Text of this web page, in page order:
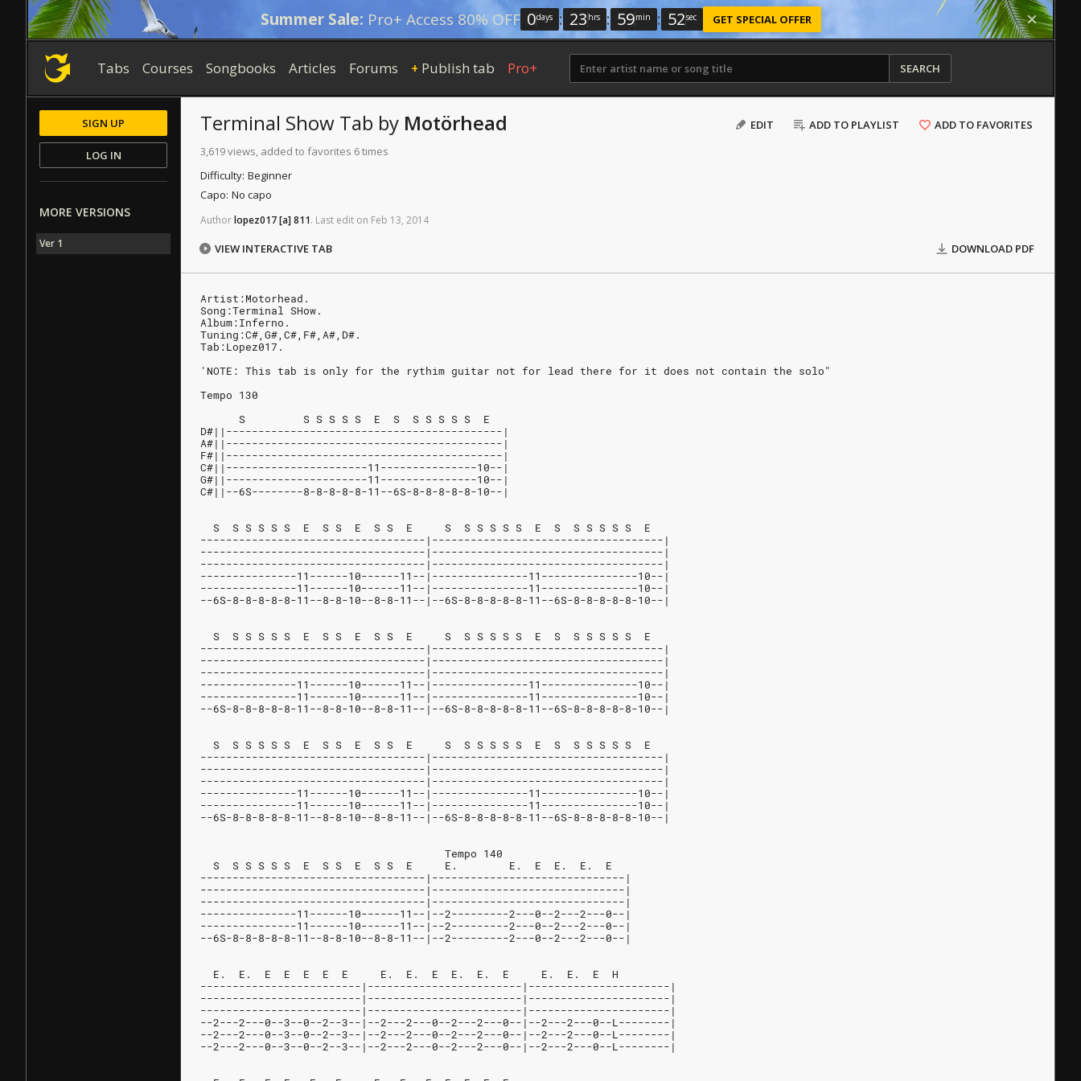
Summer Sale: Pro+ Access 80% OFF 0days : 23 hrs : 59min : 52sec GET SPECIAL OFFER
Tabs Courses Songbooks Articles Forums + Publish tab Pro+ SEARCH
EDIT ADD TO PLAYLIST ADD TO FAVORITES
Terminal Show Tab by Motörhead
3,619 views, added to favorites 6 times
Difficulty: Beginner
Capo: No capo
Authorlopez017[a]811. Last edit on Feb 13, 2014
VIEW INTERACTIVE TAB DOWNLOAD PDF
Artist:Motorhead.
Song:Terminal SHow.
Album:Inferno.
Tuning:C#,G#,C#,F#,A#,D#.
Tab:Lopez017.
'NOTE: This tab is only for the rythim guitar not for lead there for it does not contain the solo"
Tempo 130
      S         S S S S S  E  S  S S S S S  E
D#||-------------------------------------------|
A#||-------------------------------------------|
F#||-------------------------------------------|
C#||----------------------11---------------10--|
G#||----------------------11---------------10--|
C#||--6S--------8-8-8-8-8-11--6S-8-8-8-8-8-10--|
  S  S S S S S  E  S S  E  S S  E     S  S S S S S  E  S  S S S S S  E
-----------------------------------|------------------------------------|
-----------------------------------|------------------------------------|
-----------------------------------|------------------------------------|
---------------11------10------11--|---------------11---------------10--|
---------------11------10------11--|---------------11---------------10--|
--6S-8-8-8-8-8-11--8-8-10--8-8-11--|--6S-8-8-8-8-8-11--6S-8-8-8-8-8-10--|
  S  S S S S S  E  S S  E  S S  E     S  S S S S S  E  S  S S S S S  E
-----------------------------------|------------------------------------|
-----------------------------------|------------------------------------|
-----------------------------------|------------------------------------|
---------------11------10------11--|---------------11---------------10--|
---------------11------10------11--|---------------11---------------10--|
--6S-8-8-8-8-8-11--8-8-10--8-8-11--|--6S-8-8-8-8-8-11--6S-8-8-8-8-8-10--|
  S  S S S S S  E  S S  E  S S  E     S  S S S S S  E  S  S S S S S  E
-----------------------------------|------------------------------------|
-----------------------------------|------------------------------------|
-----------------------------------|------------------------------------|
---------------11------10------11--|---------------11---------------10--|
---------------11------10------11--|---------------11---------------10--|
--6S-8-8-8-8-8-11--8-8-10--8-8-11--|--6S-8-8-8-8-8-11--6S-8-8-8-8-8-10--|
                                      Tempo 140
  S  S S S S S  E  S S  E  S S  E     E.        E.  E  E.  E.  E
-----------------------------------|------------------------------|
-----------------------------------|------------------------------|
-----------------------------------|------------------------------|
---------------11------10------11--|--2---------2---0--2---2---0--|
---------------11------10------11--|--2---------2---0--2---2---0--|
--6S-8-8-8-8-8-11--8-8-10--8-8-11--|--2---------2---0--2---2---0--|
  E.  E.  E  E  E  E  E     E.  E.  E  E.  E.  E     E.  E.  E  H
-------------------------|------------------------|----------------------|
-------------------------|------------------------|----------------------|
-------------------------|------------------------|----------------------|
--2---2---0--3--0--2--3--|--2---2---0--2---2---0--|--2---2---0--L--------|
--2---2---0--3--0--2--3--|--2---2---0--2---2---0--|--2---2---0--L--------|
--2---2---0--3--0--2--3--|--2---2---0--2---2---0--|--2---2---0--L--------|
SIGN UP
LOG IN
MORE VERSIONS
Ver 1